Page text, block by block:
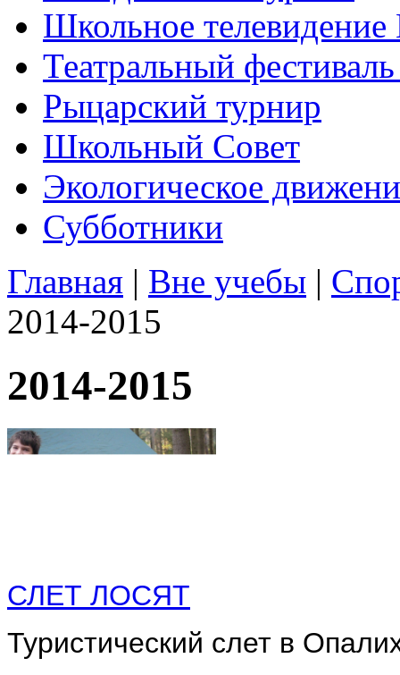
Школьное
Театральный
Рыцарский турнир
Школьный Совет
Экологическое
Субботники
Главная | Вне учебы |
2014-2015
2014-2015
СЛЕТ ЛОСЯТ
Туристический слет в